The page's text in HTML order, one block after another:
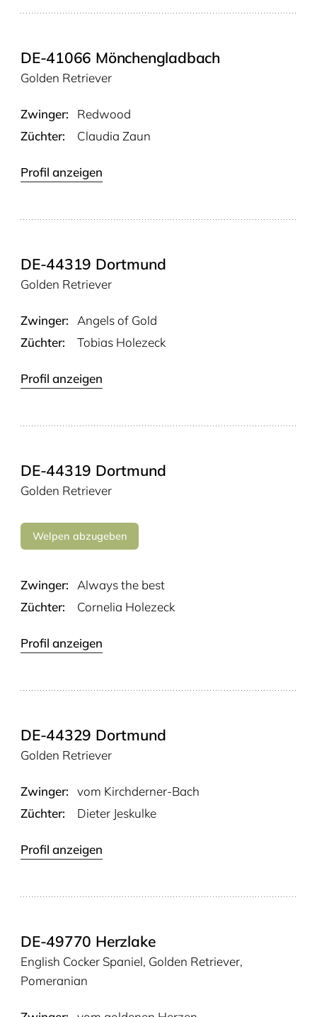
DE-41066 Mönchengladbach
Golden Retriever
Zwinger:
Red­wood
Züchter:
Claudia Zaun
Profil anzeigen
DE-44319 Dortmund
Golden Retriever
Zwinger:
Angels of Gold
Züchter:
Tobias Holezeck
Profil anzeigen
DE-44319 Dortmund
Golden Retriever
Welpen abzugeben
Zwinger:
Always the best
Züchter:
Cornelia Holezeck
Profil anzeigen
DE-44329 Dortmund
Golden Retriever
Zwinger:
vom Kirch­der­ner-Bach
Züchter:
Dieter Jeskulke
Profil anzeigen
DE-49770 Herzlake
English Cocker Spaniel, Golden Retriever,
Pomeranian